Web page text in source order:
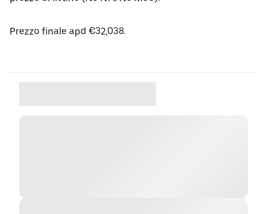
Prezzo finale apd €32,038.